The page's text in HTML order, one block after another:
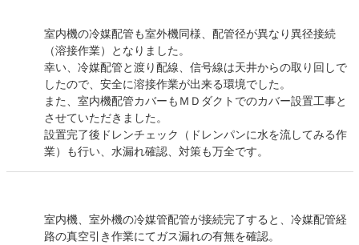
室内機の冷媒配管も室外機同様、配管径が異なり異径接続
（溶接作業）となりました。
幸い、冷媒配管と渡り配線、信号線は天井からの取り回しで
したので、安全に溶接作業が出来る環境でした。
また、室内機配管カバーもＭＤダクトでのカバー設置工事と
させていただきました。
設置完了後ドレンチェック（ドレンパンに水を流してみる作
業）も行い、水漏れ確認、対策も万全です。
室内機、室外機の冷媒管配管が接続完了すると、冷媒配管経
路の真空引き作業にてガス漏れの有無を確認。